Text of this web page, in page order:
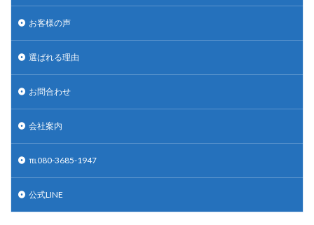
お客様の声
選ばれる理由
お問合わせ
会社案内
℡080-3685-1947
公式LINE